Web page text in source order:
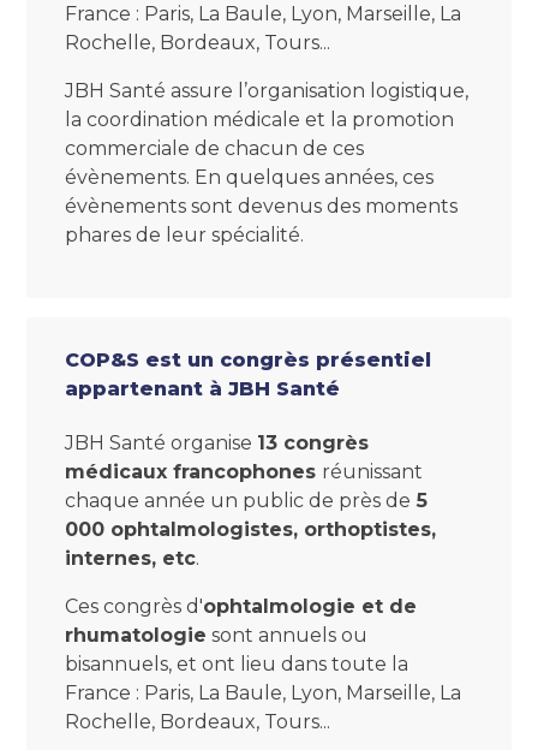
France : Paris, La Baule, Lyon, Marseille, La
Rochelle, Bordeaux, Tours...
JBH Santé assure l’organisation logistique,
la coordination médicale et la promotion
commerciale de chacun de ces
évènements. En quelques années, ces
évènements sont devenus des moments
phares de leur spécialité.
COP&S est un congrès présentiel
appartenant à JBH Santé
JBH Santé organise 13 congrès
médicaux francophones réunissant
chaque année un public de près de 5
000 ophtalmologistes, orthoptistes,
internes, etc.
Ces congrès d'ophtalmologie et de
rhumatologie sont annuels ou
bisannuels, et ont lieu dans toute la
France : Paris, La Baule, Lyon, Marseille, La
Rochelle, Bordeaux, Tours...